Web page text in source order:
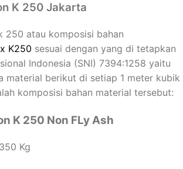
K 250 Jakarta
250 atau komposisi bahan
K250 sesuai dengan yang di tetapkan
Indonesia (SNI) 7394:1258 yaitu
material berikut di setiap 1 meter kubik
komposisi bahan material tersebut:
K 250 Non FLy Ash
Kg